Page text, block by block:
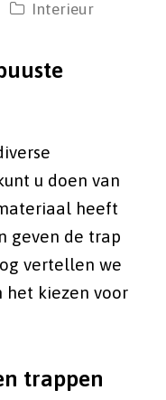
Interieur
u doen van
heeft
geven de trap
vertellen we
het kiezen voor
trappen